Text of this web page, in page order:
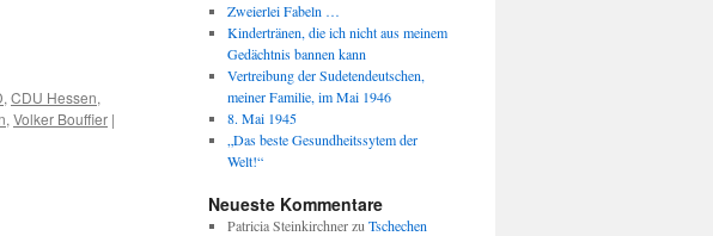
,CDU Hessen,
,Volker Bouffier |
Zweierlei Fabeln …
Kindertränen, die ich nicht aus meinem
Gedächtnis bannen kann
Vertreibung der Sudetendeutschen,
meiner Familie, im Mai 1946
8. Mai 1945
„Das beste Gesundheitssytem der
Welt!“
Neueste Kommentare
Patricia Steinkirchnerzu Tschechen